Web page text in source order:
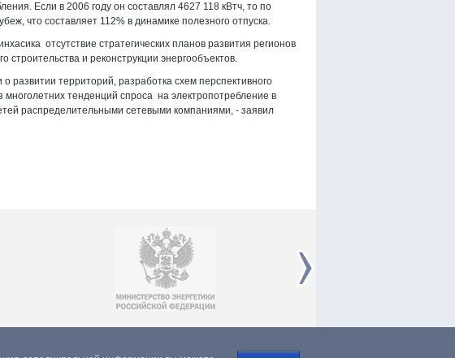
Если в 2006 году он составлял 4627 118 кВтч, то по
что составляет 112% в динамике полезного отпуска.
отсутствие стратегических планов развития регионов
и реконструкции энергообъектов.
развитии территорий, разработка схем перспективного
тенденций спроса на электропотребление в
распределительными сетевыми компаниями, - заявил